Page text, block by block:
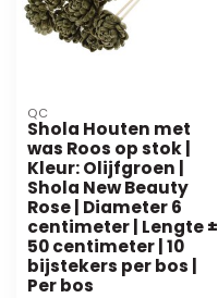
QC
Shola Houten met
was Roos op stok |
Kleur: Olijfgroen |
Shola New Beauty
Rose | Diameter 6
centimeter | Lengte ±
50 centimeter | 10
bijstekers per bos |
Per bos